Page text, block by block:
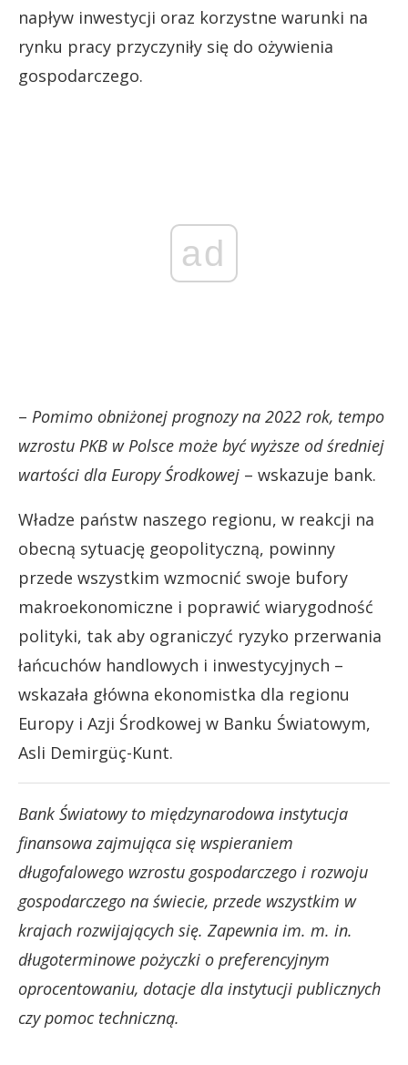
napływ inwestycji oraz korzystne warunki na
rynku pracy przyczyniły się do ożywienia
gospodarczego.
ad
– Pomimo obniżonej prognozy na 2022 rok, tempo
wzrostu PKB w Polsce może być wyższe od średniej
wartości dla Europy Środkowej – wskazuje bank.
Władze państw naszego regionu, w reakcji na
obecną sytuację geopolityczną, powinny
przede wszystkim wzmocnić swoje bufory
makroekonomiczne i poprawić wiarygodność
polityki, tak aby ograniczyć ryzyko przerwania
łańcuchów handlowych i inwestycyjnych –
wskazała główna ekonomistka dla regionu
Europy i Azji Środkowej w Banku Światowym,
Asli Demirgüç-Kunt.
Bank Światowy to międzynarodowa instytucja
finansowa zajmująca się wspieraniem
długofalowego wzrostu gospodarczego i rozwoju
gospodarczego na świecie, przede wszystkim w
krajach rozwijających się. Zapewnia im. m. in.
długoterminowe pożyczki o preferencyjnym
oprocentowaniu, dotacje dla instytucji publicznych
czy pomoc techniczną.